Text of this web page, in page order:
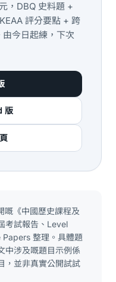
，DBQ 史料題 +
評分要點 + 跨
今日起練，下次
版
嘅《中國歷史課程及
考試報告、Level
整理。具體題
中涉及嘅題目示例係
，並非真實公開試試